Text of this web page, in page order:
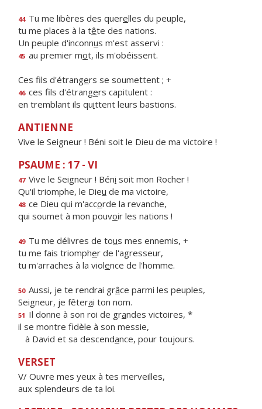
44 Tu me libères des querelles du peuple,
tu me places à la tête des nations.
Un peuple d'inconnus m'est asservi :
45 au premier mot, ils m'obéissent.
Ces fils d'étrangers se soumettent ; +
46 ces fils d'étrangers capitulent :
en tremblant ils quittent leurs bastions.
ANTIENNE
Vive le Seigneur ! Béni soit le Dieu de ma victoire !
PSAUME : 17 - VI
47 Vive le Seigneur ! Béni soit mon Rocher !
Qu'il triomphe, le Dieu de ma victoire,
48 ce Dieu qui m'accorde la revanche,
qui soumet à mon pouvoir les nations !
49 Tu me délivres de tous mes ennemis, +
tu me fais triompher de l'agresseur,
tu m'arraches à la violence de l'homme.
50 Aussi, je te rendrai grâce parmi les peuples,
Seigneur, je fêterai ton nom.
51 Il donne à son roi de grandes victoires, *
il se montre fidèle à son messie,
à David et sa descendance, pour toujours.
VERSET
V/ Ouvre mes yeux à tes merveilles,
aux splendeurs de ta loi.